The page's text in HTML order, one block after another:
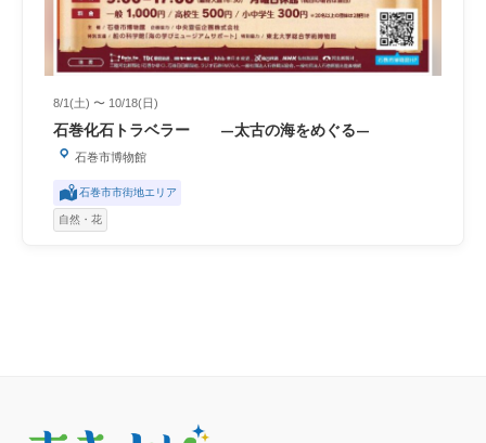
8/1(土) 〜 10/18(日)
石巻化石トラベラー ―太古の海をめぐる―
石巻市博物館
石巻市市街地エリア
自然・花